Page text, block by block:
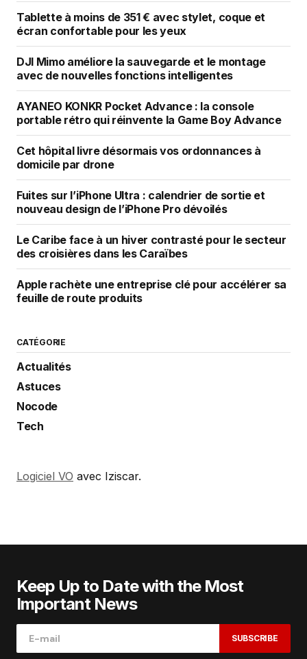
Tablette à moins de 351 € avec stylet, coque et
écran confortable pour les yeux
DJI Mimo améliore la sauvegarde et le montage
avec de nouvelles fonctions intelligentes
AYANEO KONKR Pocket Advance : la console
portable rétro qui réinvente la Game Boy Advance
Cet hôpital livre désormais vos ordonnances à
domicile par drone
Fuites sur l’iPhone Ultra : calendrier de sortie et
nouveau design de l’iPhone Pro dévoilés
Le Caribe face à un hiver contrasté pour le secteur
des croisières dans les Caraïbes
Apple rachète une entreprise clé pour accélérer sa
feuille de route produits
CATÉGORIE
Actualités
Astuces
Nocode
Tech
Logiciel VO avec Iziscar.
Keep Up to Date with the Most
Important News
SUBSCRIBE